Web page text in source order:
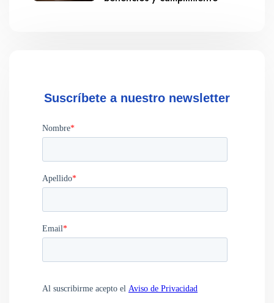
Suscríbete a nuestro newsletter